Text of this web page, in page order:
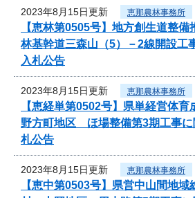
2023年8月15日更新 恵那農林事務所
【恵林第0505号】地方創生道整
林基幹道三森山（5）－2線開設工
入札公告
2023年8月15日更新 恵那農林事務所
【恵経単第0502号】県単経営体
野方町地区 ほ場整備第3期工事に
札公告
2023年8月15日更新 恵那農林事務所
【恵中第0503号】県営中山間地